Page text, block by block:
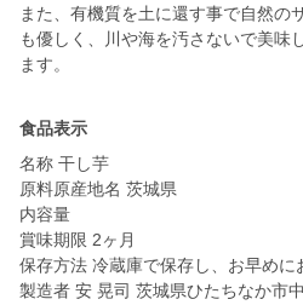
また、有機質を土に還す事で自然の
も優しく、川や海を汚さないで美味
ます。
食品表示
名称 干し芋
原料原産地名 茨城県
内容量
賞味期限 2ヶ月
保存方法 冷蔵庫で保存し、お早めに
製造者 安 晃司 茨城県ひたちなか市